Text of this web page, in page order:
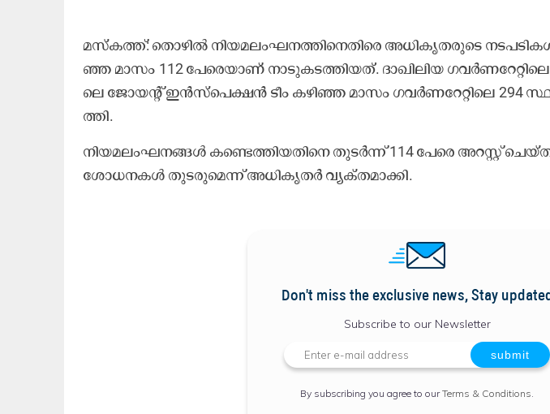
മ​സ്ക​ത്ത്​: തൊ​ഴി​ൽ നി​യ​മ​ലം​ഘ​ന​ത്തി​നെ​തി​രെ അ​ധി​കൃ​ത​രു​ടെ
ഞ്ഞ മാ​സം 112 പേ​രെ​യാ​ണ്​ നാ​ടു​ക​ട​ത്തി​യ​ത്. ദാ​ഖി​ലി​യ
ലെ ജോ​യ​ന്റ് ഇ​ൻ​സ്പെ​ക്ഷ​ൻ ടീം ​ക​ഴി​ഞ്ഞ മാ​സം ഗ​വ​ർ​ണ​റേ​റ്റി​ലെ 294
ത്തി.
നി​യ​മ​ലം​ഘ​ന​ങ്ങ​ൾ ക​ണ്ടെ​ത്തി​യ​തി​നെ തു​ട​ർ​ന്ന്​ 114 പേ​രെ അ​റ​സ്റ്റ്
ശോ​ധ​ന​ക​ൾ തു​ട​രു​മെ​ന്ന്​ അ​ധി​കൃ​ത​ർ വ്യ​ക്​​ത​മാ​ക്കി.
Don't miss the exclusive news, Stay
Subscribe to our Newsletter
By subscribing you agree to ourTerms & Conditions